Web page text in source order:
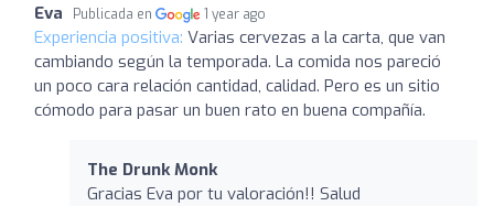
Eva Publicada en 1 year ago
Experiencia positiva: Varias cervezas a la carta, que van
cambiando según la temporada. La comida nos pareció
un poco cara relación cantidad, calidad. Pero es un sitio
cómodo para pasar un buen rato en buena compañía.
The Drunk Monk
Gracias Eva por tu valoración!! Salud